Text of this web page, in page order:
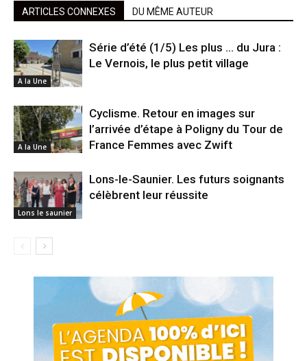
ARTICLES CONNEXES DU MÊME AUTEUR
A la Une
Série d’été (1/5) Les plus … du Jura :
Le Vernois, le plus petit village
A la Une
Cyclisme. Retour en images sur
l’arrivée d’étape à Poligny du Tour de
France Femmes avec Zwift
Lons le saunier
Lons-le-Saunier. Les futurs soignants
célèbrent leur réussite